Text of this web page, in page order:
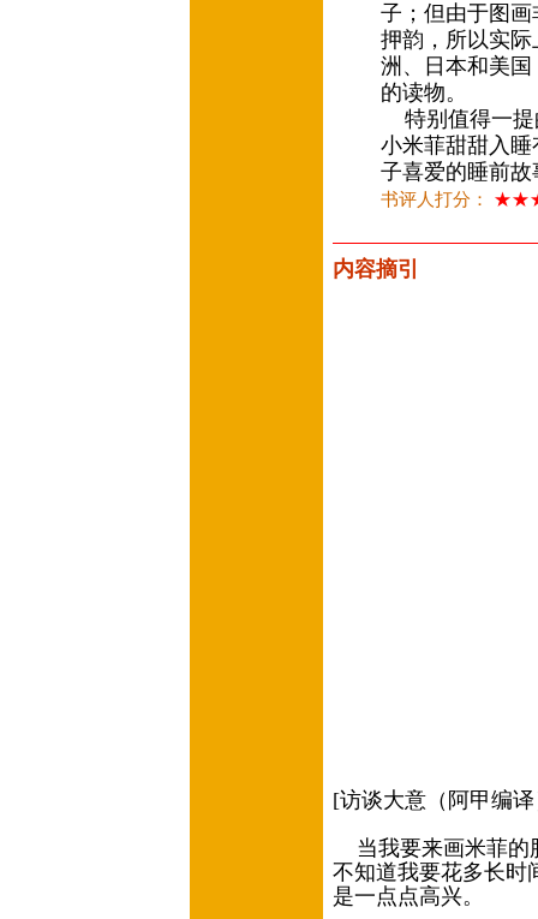
子；但由于图
押韵，所以实
洲、日本和美
的读物。
特别值得一提
小米菲甜甜入
子喜爱的睡前故
书评人打分：
内容摘引
[访谈大意（阿甲编
当我要来画米菲
不知道我要花多长时
是一点点高兴。